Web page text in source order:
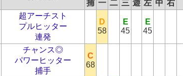
捕 一 二 三 遊 左 中 右
超アーチスト
プルヒッター
連発
D
58
E
45
E
45
チャンス◎
パワーヒッター
捕手
C
68